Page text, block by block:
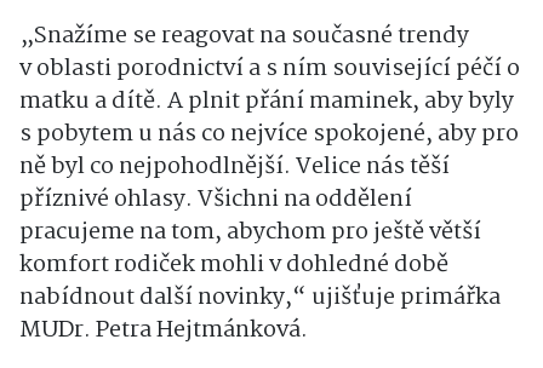
„Snažíme se reagovat na současné trendy
v oblasti porodnictví a s ním související péčí o
matku a dítě. A plnit přání maminek, aby byly
s pobytem u nás co nejvíce spokojené, aby pro
ně byl co nejpohodlnější. Velice nás těší
příznivé ohlasy. Všichni na oddělení
pracujeme na tom, abychom pro ještě větší
komfort rodiček mohli v dohledné době
nabídnout další novinky,“ ujišťuje primářka
MUDr. Petra Hejtmánková.